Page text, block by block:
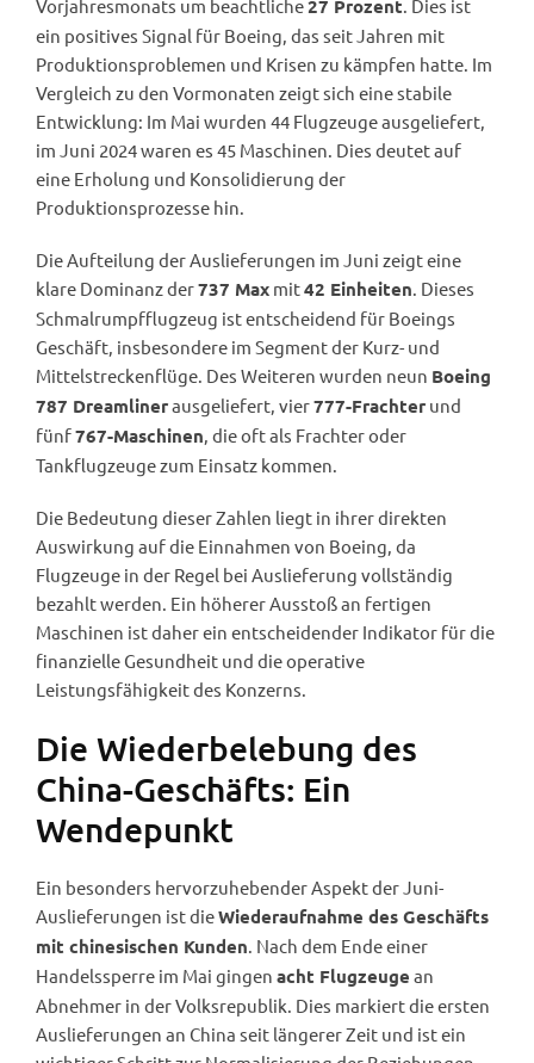
Vorjahresmonats um beachtliche27 Prozent. Dies ist
ein positives Signal für Boeing, das seit Jahren mit
Produktionsproblemen und Krisen zu kämpfen hatte. Im
Vergleich zu den Vormonaten zeigt sich eine stabile
Entwicklung: Im Mai wurden 44 Flugzeuge ausgeliefert,
im Juni 2024 waren es 45 Maschinen. Dies deutet auf
eine Erholung und Konsolidierung der
Produktionsprozesse hin.
Die Aufteilung der Auslieferungen im Juni zeigt eine
klare Dominanz der737 Max mit42 Einheiten. Dieses
Schmalrumpfflugzeug ist entscheidend für Boeings
Geschäft, insbesondere im Segment der Kurz- und
Mittelstreckenflüge. Des Weiteren wurden neun Boeing
787 Dreamlinerausgeliefert, vier777-Frachter und
fünf767-Maschinen, die oft als Frachter oder
Tankflugzeuge zum Einsatz kommen.
Die Bedeutung dieser Zahlen liegt in ihrer direkten
Auswirkung auf die Einnahmen von Boeing, da
Flugzeuge in der Regel bei Auslieferung vollständig
bezahlt werden. Ein höherer Ausstoß an fertigen
Maschinen ist daher ein entscheidender Indikator für die
finanzielle Gesundheit und die operative
Leistungsfähigkeit des Konzerns.
Die Wiederbelebung des
China-Geschäfts: Ein
Wendepunkt
Ein besonders hervorzuhebender Aspekt der Juni-
Auslieferungen ist dieWiederaufnahme des Geschäfts
mit chinesischen Kunden. Nach dem Ende einer
Handelssperre im Mai gingen acht Flugzeuge an
Abnehmer in der Volksrepublik. Dies markiert die ersten
Auslieferungen an China seit längerer Zeit und ist ein